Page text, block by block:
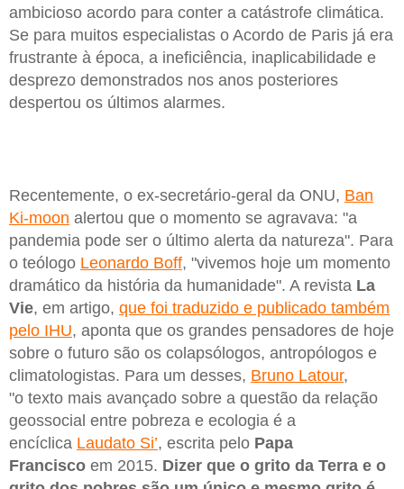
ambicioso acordo para conter a catástrofe climática.
Se para muitos especialistas o Acordo de Paris já era
frustrante à época, a ineficiência, inaplicabilidade e
desprezo demonstrados nos anos posteriores
despertou os últimos alarmes.
Recentemente, o ex-secretário-geral da ONU, Ban
Ki-moon alertou que o momento se agravava: "a
pandemia pode ser o último alerta da natureza". Para
o teólogo Leonardo Boff, "vivemos hoje um momento
dramático da história da humanidade". A revista La
Vie, em artigo, que foi traduzido e publicado também
pelo IHU, aponta que os grandes pensadores de hoje
sobre o futuro são os colapsólogos, antropólogos e
climatologistas. Para um desses, Bruno Latour,
"o texto mais avançado sobre a questão da relação
geossocial entre pobreza e ecologia é a
encíclica Laudato Si’, escrita pelo Papa
Francisco em 2015. Dizer que o grito da Terra e o